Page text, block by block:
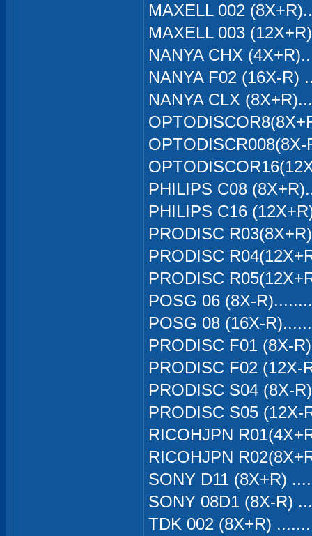
MAXELL 002
MAXELL 003
NANYA CHX
NANYA F02 (16X-R)
NANYA CLX
PHILIPS C08
PHILIPS C16
PRODISC
PRODISC
PRODISC
POSG 06 (8X-
POSG 08 (16X-
PRODISC F01 (8X-
PRODISC F02 (12X-
PRODISC S04 (8X-
PRODISC S05 (12X-
RICOHJPN
RICOHJPN
SONY D11 (8X+R)
SONY 08D1 (8X-R)
TDK 002 (8X+R)